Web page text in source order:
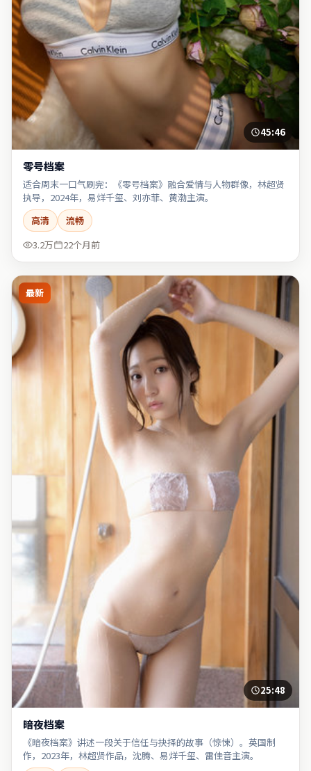
45:46
零号档案
适合周末一口气刷完：《零号档案》融合爱情与人物群像，林超贤
执导，2024年，易烊千玺、刘亦菲、黄渤主演。
高清
流畅
3.2万
22个月前
最新
25:48
暗夜档案
《暗夜档案》讲述一段关于信任与抉择的故事（惊悚）。英国制
作，2023年，林超贤作品，沈腾、易烊千玺、雷佳音主演。